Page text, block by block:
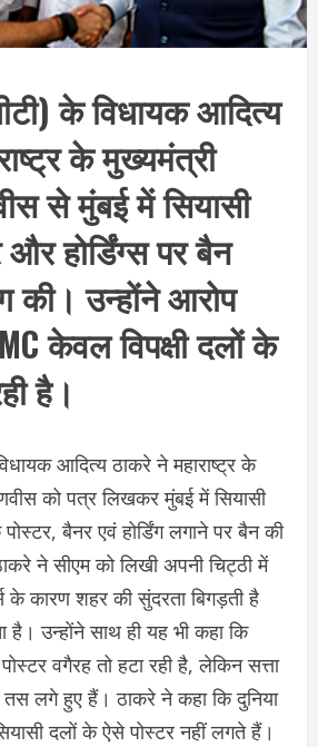
के विधायक आदित्य
के मुख्यमंत्री
से मुंबई में सियासी
होर्डिंग्स पर बैन
की। उन्होंने आरोप
केवल विपक्षी दलों के
है।
आदित्य ठाकरे ने महाराष्ट्र के
को पत्र लिखकर मुंबई में सियासी
बैनर एवं होर्डिंग लगाने पर बैन की
ने सीएम को लिखी अपनी चिट्ठी में
के कारण शहर की सुंदरता बिगड़ती है
उन्होंने साथ ही यह भी कहा कि
वगैरह तो हटा रही है, लेकिन सत्ता
लगे हुए हैं। ठाकरे ने कहा कि दुनिया
दलों के ऐसे पोस्टर नहीं लगते हैं।